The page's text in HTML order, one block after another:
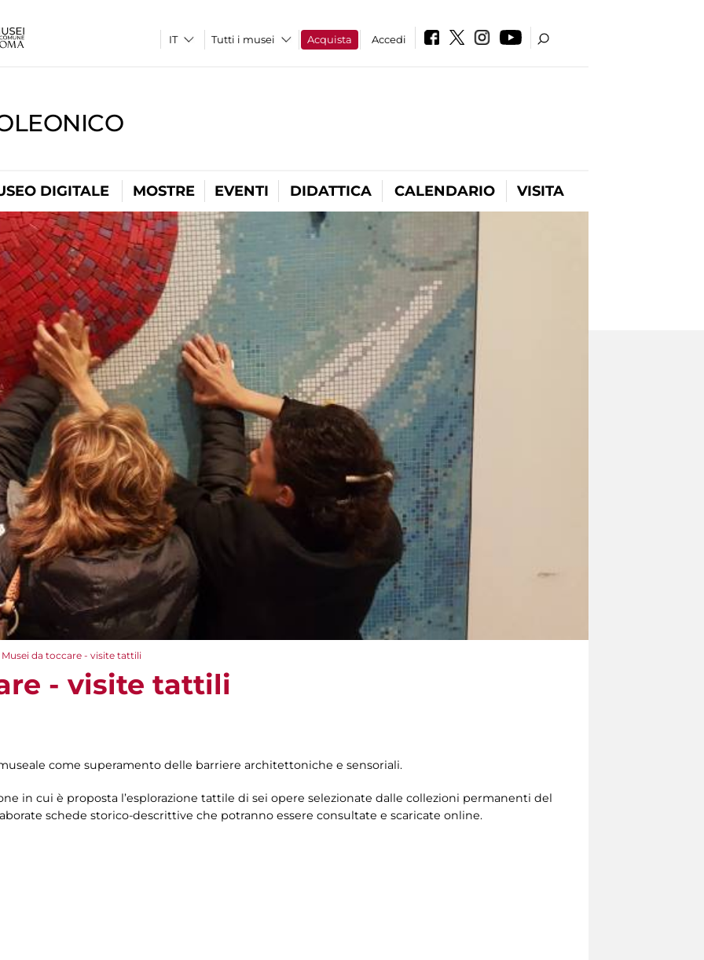
Tutti i musei Acquista Accedi
DIGITALE MOSTRE EVENTI DIDATTICA CALENDARIO VISITA
Musei da toccare - visite tattili
- visite tattili
museale come superamento delle barriere architettoniche e sensoriali.
in cui è proposta l’esplorazione tattile di sei opere selezionate dalle collezioni permanenti del
schede storico-descrittive che potranno essere consultate e scaricate online.